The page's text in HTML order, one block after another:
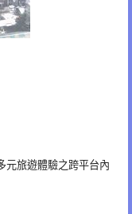
元旅遊體驗之跨平台內